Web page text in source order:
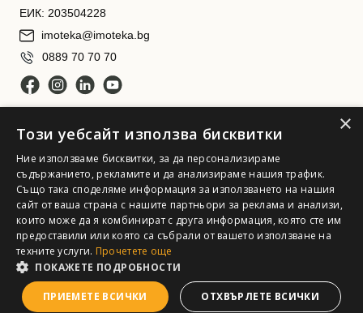
Карта
ЕИК: 203504228
imoteka@imoteka.bg
0889 70 70 70
Имотека АД. Всички права запазени
×
Този уебсайт използва бисквитки
Ние използваме бисквитки, за да персонализираме
съдържанието, рекламите и да анализираме нашия трафик.
Също така споделяме информация за използването на нашия
сайт от ваша страна с нашите партньори за реклама и анализи,
които може да я комбинират с друга информация, която сте им
предоставили или която са събрали от вашето използване на
техните услуги. Прочетете още
ПОКАЖЕТЕ ПОДРОБНОСТИ
ПРИЕМЕТЕ ВСИЧКИ ОТХВЪРЛЕТЕ ВСИЧКИ